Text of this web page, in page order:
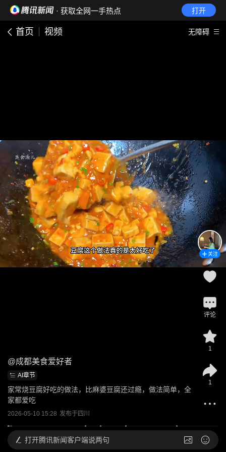
· 获取全网一手热点 打开
首页 视频 无障碍
@成都美食爱好者
AI章节
家常烧豆腐好吃的做法，比麻婆豆腐还过瘾，做法简单，全
家都爱吃
2026-05-10 15:28 发布于四川
关注
评论
1
1
打开腾讯新闻客户端说两句